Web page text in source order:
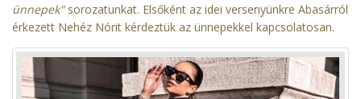
ünnepek"sorozatunkat. Elsőként az idei versenyünkre Abasárról
érkezett Nehéz Nórit kérdeztük az ünnepekkel kapcsolatosan.